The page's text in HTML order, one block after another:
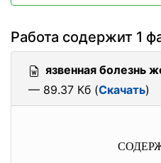
Работа содержит 1
язвенная болезнь
— 89.37 Кб (Скачать)